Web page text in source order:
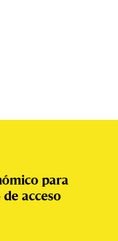
para
acceso